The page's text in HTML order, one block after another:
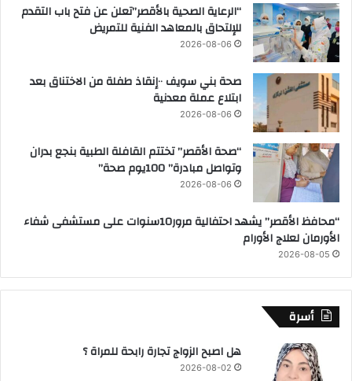
“الرعاية الصحية بالأقصر”تعلن عن فتح باب التقدم
للإلتحاق بالمعاهد الفنية للتمريض
2026-08-06
صحة بني سويف ٠٠إنقاذ طفلة من الاختناق بعد
ابتلاع عملة معدنية
2026-08-06
“صحة الأقصر” تختتم القافلة الطبية بنجع بدران
وتواصل مبادرة” 100يوم صحة”
2026-08-06
“محافظ الأقصر” يشهد احتفالية مرور10سنوات على مستشفى شفاء
الأورمان لعلاج الأورام
2026-08-05
أسرة
هل اصبح الزواج تجارة رابحة للمراة ؟
2026-08-02